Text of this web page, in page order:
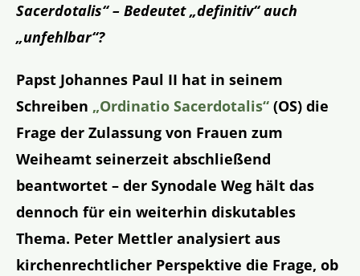
Sacerdotalis“ – Bedeutet „definitiv“ auch
„unfehlbar“?
Papst Johannes Paul II hat in seinem
Schreiben „Ordinatio Sacerdotalis“ (OS) die
Frage der Zulassung von Frauen zum
Weiheamt seinerzeit abschließend
beantwortet – der Synodale Weg hält das
dennoch für ein weiterhin diskutables
Thema. Peter Mettler analysiert aus
kirchenrechtlicher Perspektive die Frage, ob